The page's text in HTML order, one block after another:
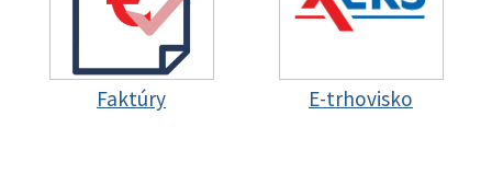
Faktúry E-trhovisko